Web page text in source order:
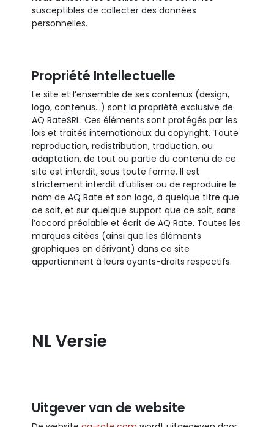
susceptibles de collecter des données
personnelles.
Propriété Intellectuelle
Le site et l’ensemble de ses contenus (design,
logo, contenus…) sont la propriété exclusive de
AQ RateSRL. Ces éléments sont protégés par les
lois et traités internationaux du copyright. Toute
reproduction, redistribution, traduction, ou
adaptation, de tout ou partie du contenu de ce
site est interdit, sous toute forme. Il est
strictement interdit d’utiliser ou de reproduire le
nom de AQ Rate et son logo, à quelque titre que
ce soit, et sur quelque support que ce soit, sans
l’accord préalable et écrit de AQ Rate. Toutes les
marques citées (ainsi que les éléments
graphiques en dérivant) dans ce site
appartiennent à leurs ayants-droits respectifs.
NL Versie
Uitgever van de website